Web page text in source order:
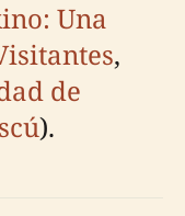
Una
,
de
).